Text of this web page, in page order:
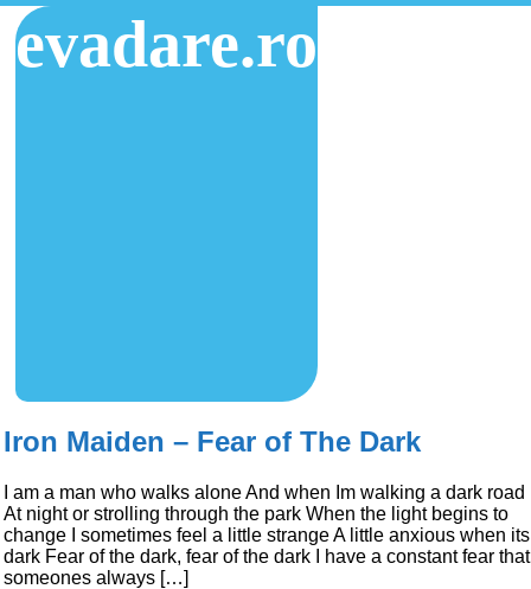
evadare.ro
Iron Maiden – Fear of The Dark
I am a man who walks alone And when Im walking a dark road
At night or strolling through the park When the light begins to
change I sometimes feel a little strange A little anxious when its
dark Fear of the dark, fear of the dark I have a constant fear that
someones always […]